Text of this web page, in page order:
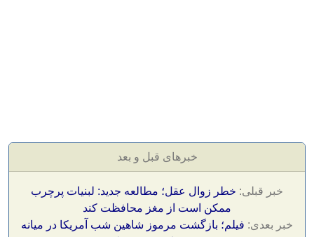
خبرهای قبل و بعد
خبر قبلی: خطر زوال عقل؛ مطالعه جدید: لبنیات پرچرب
ممکن است از مغز محافظت کند
خبر بعدی: فیلم؛ بازگشت مرموز شاهین شب آمریکا در میانه